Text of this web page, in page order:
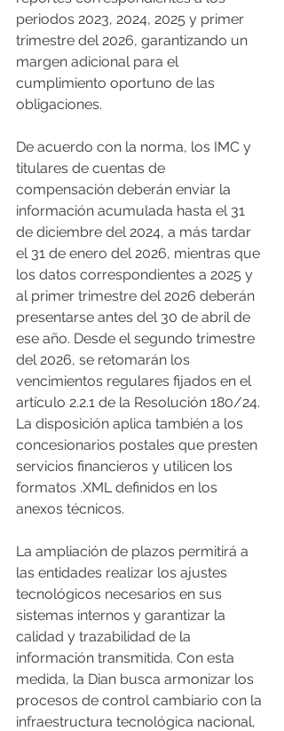
periodos 2023, 2024, 2025 y primer
trimestre del 2026, garantizando un
margen adicional para el
cumplimiento oportuno de las
obligaciones.
De acuerdo con la norma, los IMC y
titulares de cuentas de
compensación deberán enviar la
información acumulada hasta el 31
de diciembre del 2024, a más tardar
el 31 de enero del 2026, mientras que
los datos correspondientes a 2025 y
al primer trimestre del 2026 deberán
presentarse antes del 30 de abril de
ese año. Desde el segundo trimestre
del 2026, se retomarán los
vencimientos regulares fijados en el
artículo 2.2.1 de la Resolución 180/24.
La disposición aplica también a los
concesionarios postales que presten
servicios financieros y utilicen los
formatos .XML definidos en los
anexos técnicos.
La ampliación de plazos permitirá a
las entidades realizar los ajustes
tecnológicos necesarios en sus
sistemas internos y garantizar la
calidad y trazabilidad de la
información transmitida. Con esta
medida, la Dian busca armonizar los
procesos de control cambiario con la
infraestructura tecnológica nacional,